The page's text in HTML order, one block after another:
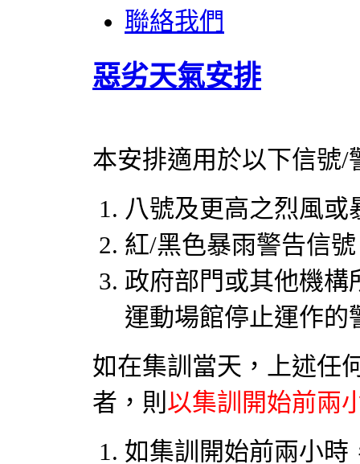
聯絡我們
惡劣天氣安排
本安排適用於以下信號/
八號及更高之烈風或
紅/黑色暴雨警告信號
政府部門或其他機構
運動場館停止運作的
如在集訓當天，上述任
者，則 以集訓開始前兩
如集訓開始前兩小時